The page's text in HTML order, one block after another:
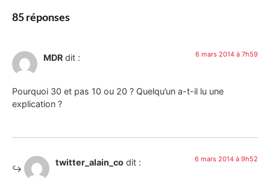
85 réponses
MDR dit : 6 mars 2014 à 7h59
Pourquoi 30 et pas 10 ou 20 ? Quelqu’un a-t-il lu une
explication ?
twitter_alain_co dit : 6 mars 2014 à 9h52